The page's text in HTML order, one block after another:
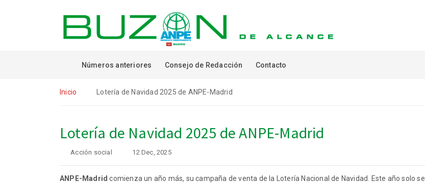
Números anteriores Consejo de Redacción Contacto
Inicio Lotería de Navidad 2025 de ANPE-Madrid
Lotería de Navidad 2025 de ANPE-Madrid
Acción social 12 Dec, 2025
ANPE-Madrid comienza un año más, su campaña de venta de la Lotería Nacional de Navidad. Este año solo se